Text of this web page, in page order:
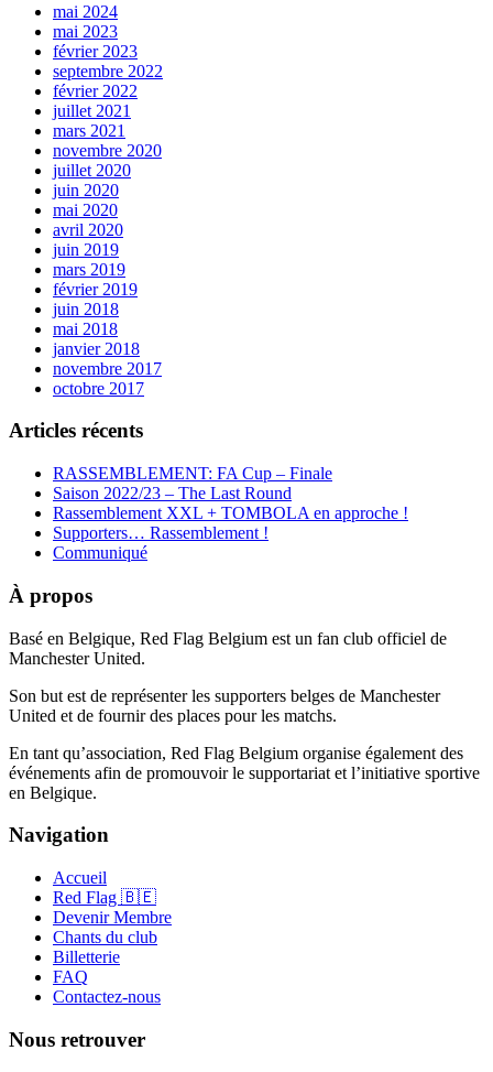
mai 2024
mai 2023
février 2023
septembre 2022
février 2022
juillet 2021
mars 2021
novembre 2020
juillet 2020
juin 2020
mai 2020
avril 2020
juin 2019
mars 2019
février 2019
juin 2018
mai 2018
janvier 2018
novembre 2017
octobre 2017
Articles récents
RASSEMBLEMENT: FA Cup – Finale
Saison 2022/23 – The Last Round
Rassemblement XXL + TOMBOLA en approche !
Supporters… Rassemblement !
Communiqué
À propos
Basé en Belgique, Red Flag Belgium est un fan club officiel de
Manchester United.
Son but est de représenter les supporters belges de Manchester
United et de fournir des places pour les matchs.
En tant qu’association, Red Flag Belgium organise également des
événements afin de promouvoir le supportariat et l’initiative sportive
en Belgique.
Navigation
Accueil
Red Flag 🇧🇪
Devenir Membre
Chants du club
Billetterie
FAQ
Contactez-nous
Nous retrouver